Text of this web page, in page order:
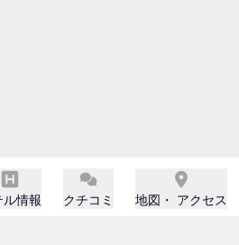
情報 クチコミ 地図・ アクセス